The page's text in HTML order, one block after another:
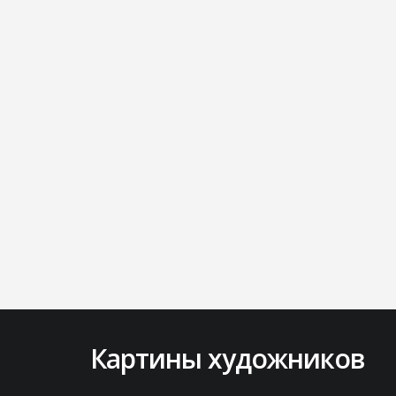
Картины художников
Lorem ipsum dolor sit amet, consectetur